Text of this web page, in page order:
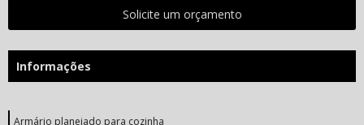
Solicite um orçamento
Informações
Armário planejado para cozinha